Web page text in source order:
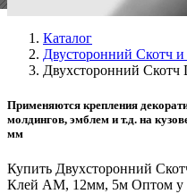
Каталог
Двусторонний Скотч
Двухсторонний
Применяются крепления
молдингов, эмблем и т.д. на
мм
Купить Двухсторонний
Клей AM, 12мм, 5м Оптом у